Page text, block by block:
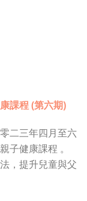
課程 (第六期)
二三年四月至六
子健康課程 。
，提升兒童與父